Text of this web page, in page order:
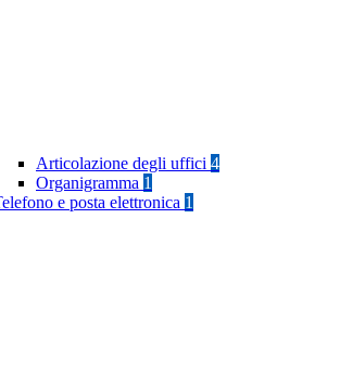
Articolazione degli uffici 4
Organigramma 1
e posta elettronica 1